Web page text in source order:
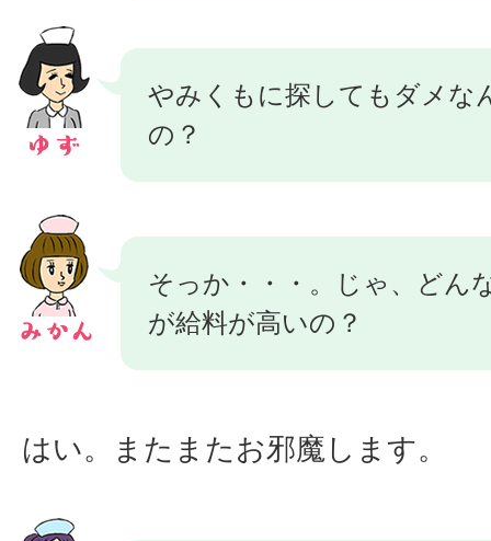
やみくもに探してもダメな
の？
そっか・・・。じゃ、どん
が給料が高いの？
はい。またまたお邪魔します。